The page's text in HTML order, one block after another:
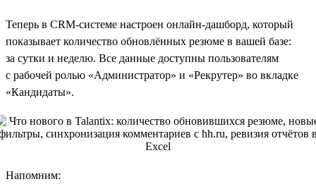
Теперь в CRM-системе настроен онлайн-дашборд, который
показывает количество обновлённых резюме в вашей базе:
за сутки и неделю. Все данные доступны пользователям
с рабочей ролью «Администратор» и «Рекрутер» во вкладке
«Кандидаты».
Напомним: